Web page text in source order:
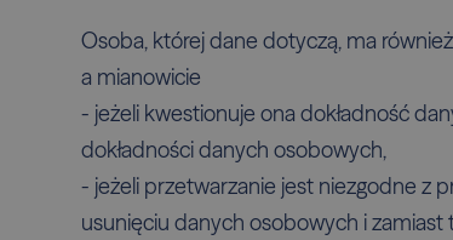
Osoba, której dane dotyczą, ma
a mianowicie
- jeżeli kwestionuje ona dokładność
dokładności danych osobowych,
- jeżeli przetwarzanie jest niezgodne z
usunięciu danych osobowych i zamiast